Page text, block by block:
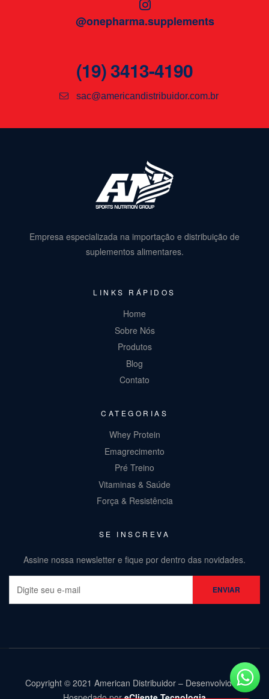
@onepharma.supplements
(19) 3413-4190
sac@americandistribuidor.com.br
Empresa especializada na importação e distribuição de
suplementos alimentares.
LINKS RÁPIDOS
Home
Sobre Nós
Produtos
Blog
Contato
CATEGORIAS
Whey Protein
Emagrecimento
Pré Treino
Vitaminas & Saúde
Força & Resistência
SE INSCREVA
Assine nossa newsletter e fique por dentro das novidades.
Copyright © 2021 American Distribuidor – Desenvolvido e